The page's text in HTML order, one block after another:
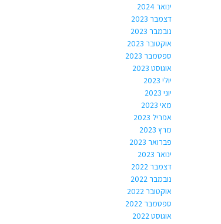
ינואר 2024
דצמבר 2023
נובמבר 2023
אוקטובר 2023
ספטמבר 2023
אוגוסט 2023
יולי 2023
יוני 2023
מאי 2023
אפריל 2023
מרץ 2023
פברואר 2023
ינואר 2023
דצמבר 2022
נובמבר 2022
אוקטובר 2022
ספטמבר 2022
אוגוסט 2022